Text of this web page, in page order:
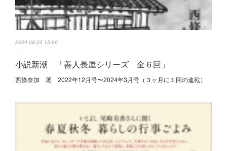
2024.08.20 15:00
小説新潮 「善人長屋シリーズ 全６回」
西條奈加 著 2022年12月号〜2024年3月号（３ヶ月に１回の連載）